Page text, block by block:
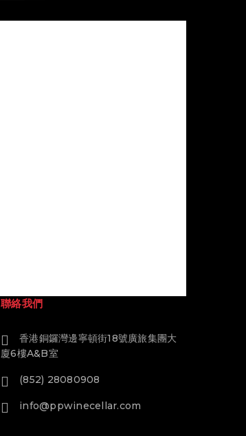
聯絡我們
香港銅鑼灣邊寧頓街18號廣旅集團大
廈6樓A&B室
(852) 28080908
info@ppwinecellar.com